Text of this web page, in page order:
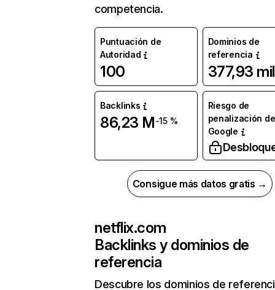
competencia.
Puntuación de
Autoridad
100
Dominios de
referencia
377,93 mil
Backlinks
86,23 M-15 %
Riesgo de
penalización de
Google
Consigue más datos gratis →
netflix.com
Backlinks y dominios de
referencia
Descubre los dominios de